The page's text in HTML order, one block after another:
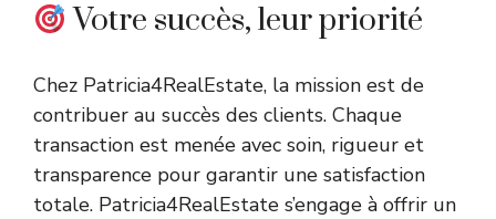
Votre succès, leur priorité
Chez Patricia4RealEstate, la mission est de
contribuer au succès des clients. Chaque
transaction est menée avec soin, rigueur et
transparence pour garantir une satisfaction
totale. Patricia4RealEstate s’engage à offrir un